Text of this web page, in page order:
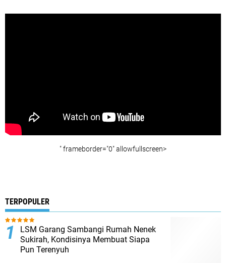
" frameborder="0" allowfullscreen>
TERPOPULER
LSM Garang Sambangi Rumah Nenek
Sukirah, Kondisinya Membuat Siapa
Pun Terenyuh